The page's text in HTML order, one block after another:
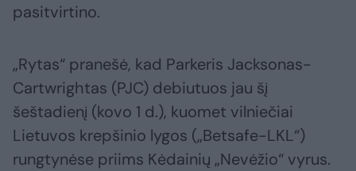
pasitvirtino.
„Rytas“ pranešė, kad Parkeris Jacksonas-
Cartwrightas (PJC) debiutuos jau šį
šeštadienį (kovo 1 d.), kuomet vilniečiai
Lietuvos krepšinio lygos („Betsafe-LKL“)
rungtynėse priims Kėdainių „Nevėžio“ vyrus.